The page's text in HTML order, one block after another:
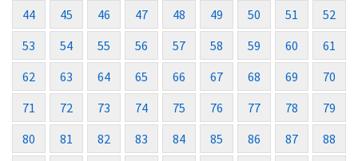
44
45 46 47 48 49 50 51
52
53
54 55 56 57 58 59 60
61
62
63 64 65 66 67 68 69
70
71
72 73 74 75 76 77 78
79
80
81 82 83 84 85 86 87
88